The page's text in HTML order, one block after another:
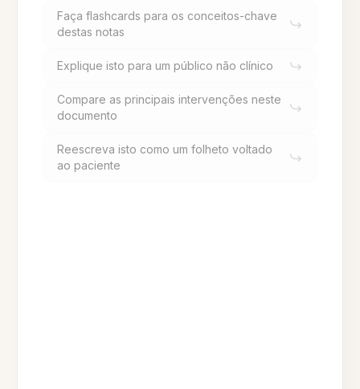
Faça flashcards para os conceitos-chave
destas notas
Explique isto para um público não clínico
Compare as principais intervenções neste
documento
Reescreva isto como um folheto voltado
ao paciente